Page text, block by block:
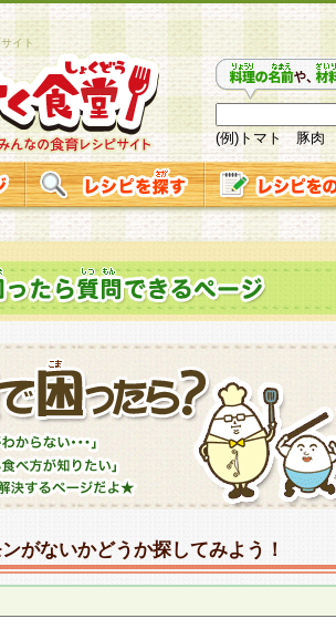
イト
(例)トマト 豚肉
がないかどうか探してみよう！